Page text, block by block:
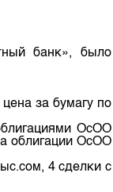
банк», было
за бумагу по
ОсОО
облигации ОсОО
4 сделки с